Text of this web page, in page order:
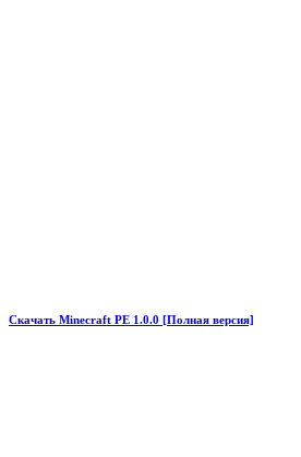
Скачать Minecraft PE 1.0.0 [Полная версия]